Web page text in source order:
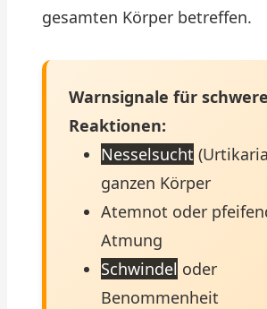
gesamten Körper betreffen.
Warnsignale für schwere
Reaktionen:
Nesselsucht
ganzen Körper
Atemnot oder
Atmung
Schwindel oder
Benommenheit